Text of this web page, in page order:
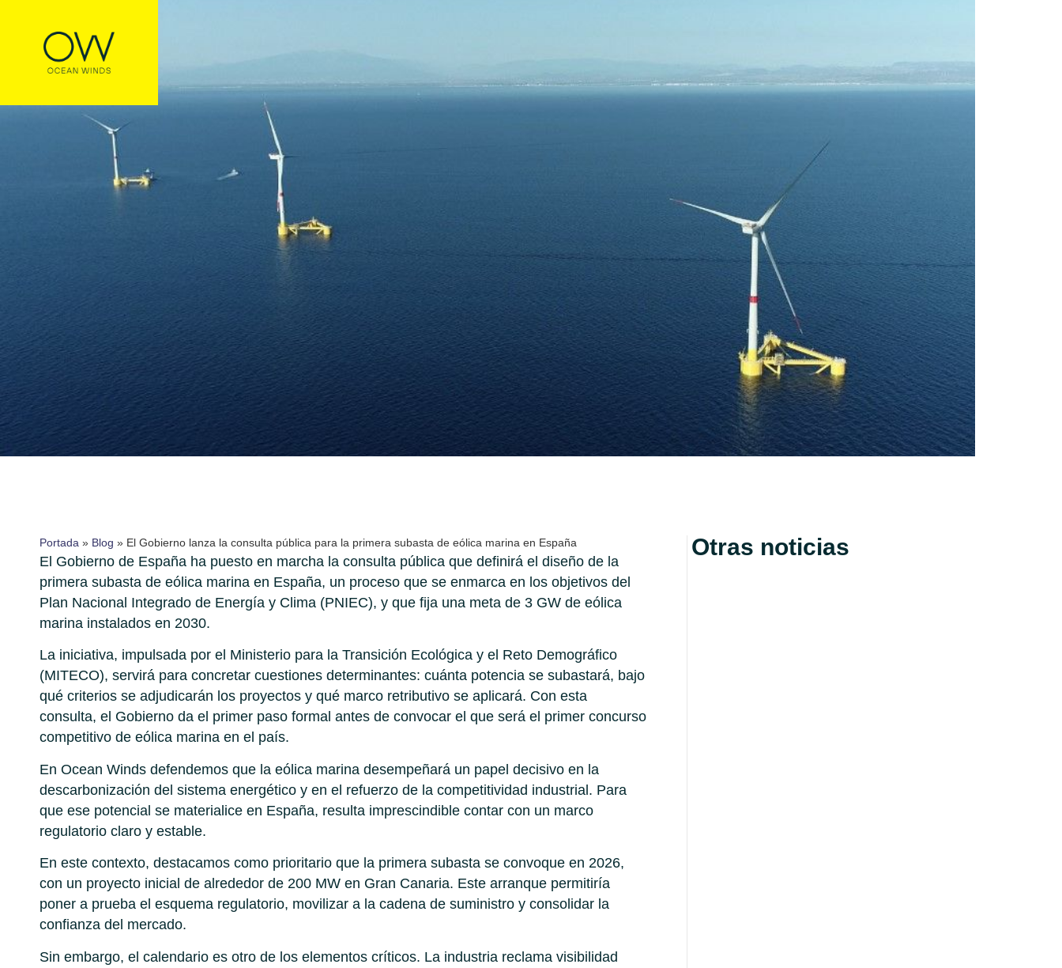
Portada » Blog » El Gobierno lanza la consulta pública para la primera subasta de eólica marina en España
El Gobierno de España ha puesto en marcha la consulta pública que definirá el diseño de la
primera subasta de eólica marina en España, un proceso que se enmarca en los objetivos del
Plan Nacional Integrado de Energía y Clima (PNIEC), y que fija una meta de 3 GW de eólica
marina instalados en 2030.
La iniciativa, impulsada por el Ministerio para la Transición Ecológica y el Reto Demográfico
(MITECO), servirá para concretar cuestiones determinantes: cuánta potencia se subastará, bajo
qué criterios se adjudicarán los proyectos y qué marco retributivo se aplicará. Con esta
consulta, el Gobierno da el primer paso formal antes de convocar el que será el primer concurso
competitivo de eólica marina en el país.
En Ocean Winds defendemos que la eólica marina desempeñará un papel decisivo en la
descarbonización del sistema energético y en el refuerzo de la competitividad industrial. Para
que ese potencial se materialice en España, resulta imprescindible contar con un marco
regulatorio claro y estable.
En este contexto, destacamos como prioritario que la primera subasta se convoque en 2026,
con un proyecto inicial de alrededor de 200 MW en Gran Canaria. Este arranque permitiría
poner a prueba el esquema regulatorio, movilizar a la cadena de suministro y consolidar la
confianza del mercado.
Sin embargo, el calendario es otro de los elementos críticos. La industria reclama visibilidad
Otras noticias